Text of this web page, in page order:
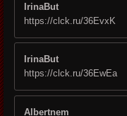
IrinaBut
https://clck.ru/36EvxK
IrinaBut
https://clck.ru/36EwEa
Albertnem